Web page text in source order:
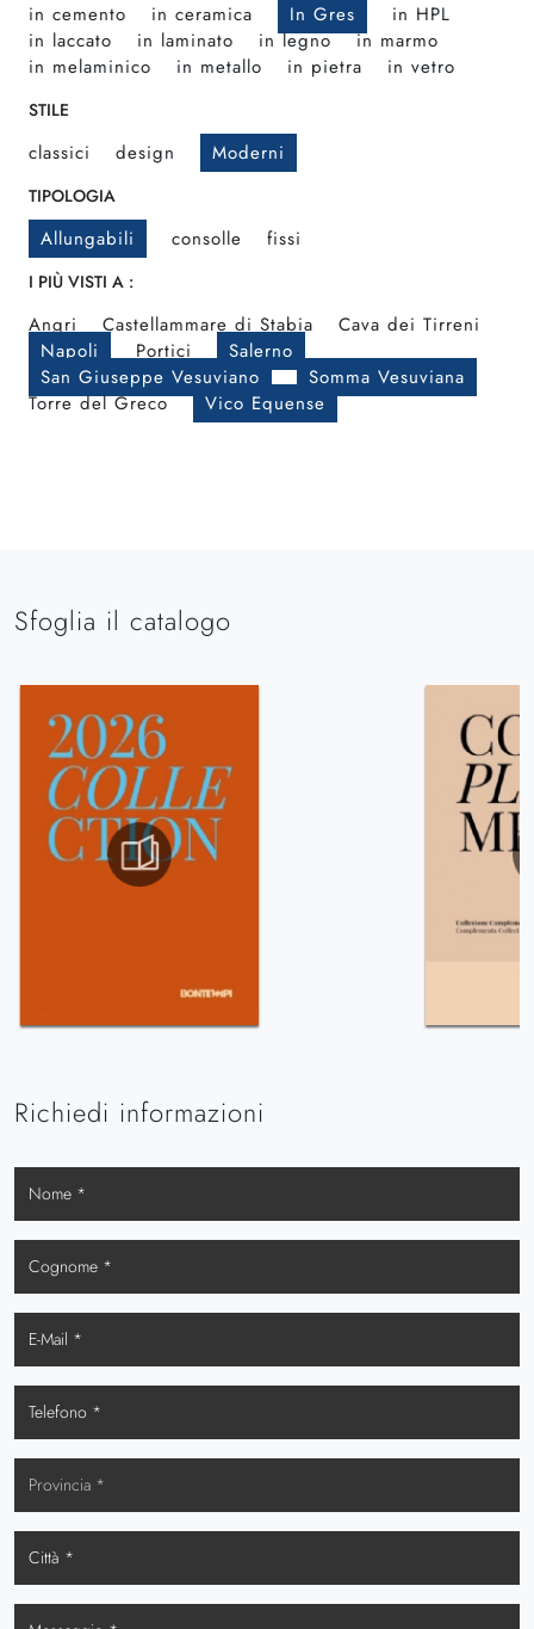
in cemento in ceramica In Gres
in HPL
in laccato
in laminato in legno
in marmo
in melaminico
in metallo in pietra in vetro
STILE
classici design Moderni
TIPOLOGIA
Allungabili consolle fissi
I PIÙ VISTI A :
Angri Castellammare di Stabia
Cava dei Tirreni
Napoli
Portici
Salerno
San Giuseppe Vesuviano
Somma Vesuviana
Torre del Greco
Vico Equense
Sfoglia il catalogo
Richiedi informazioni